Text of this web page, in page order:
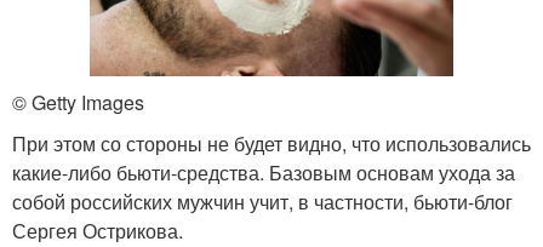
© Getty Images
При этом со стороны не будет видно, что использовались
какие-либо бьюти-средства. Базовым основам ухода за
собой российских мужчин учит, в частности, бьюти-блог
Сергея Острикова.